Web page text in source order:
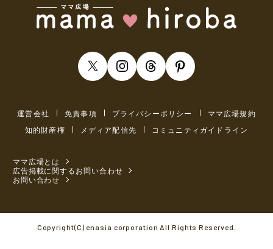
運営会社 免責事項 プライバシーポリシー
ママ広場規約
知的財産権
メディア配信先 コミュニティガイドライン
ママ広場とは
広告掲載に関するお問い合わせ
お問い合わせ
Copyright(C) enasia corporation All Rights Reserved.